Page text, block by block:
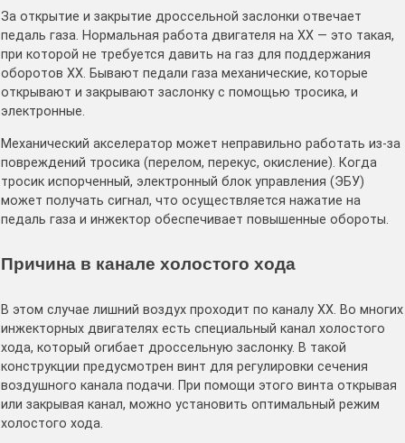
За открытие и закрытие дроссельной заслонки отвечает
педаль газа. Нормальная работа двигателя на ХХ — это такая,
при которой не требуется давить на газ для поддержания
оборотов ХХ. Бывают педали газа механические, которые
открывают и закрывают заслонку с помощью тросика, и
электронные.
Механический акселератор может неправильно работать из-за
повреждений тросика (перелом, перекус, окисление). Когда
тросик испорченный, электронный блок управления (ЭБУ)
может получать сигнал, что осуществляется нажатие на
педаль газа и инжектор обеспечивает повышенные обороты.
Причина в канале холостого хода
В этом случае лишний воздух проходит по каналу ХХ. Во многих
инжекторных двигателях есть специальный канал холостого
хода, который огибает дроссельную заслонку. В такой
конструкции предусмотрен винт для регулировки сечения
воздушного канала подачи. При помощи этого винта открывая
или закрывая канал, можно установить оптимальный режим
холостого хода.